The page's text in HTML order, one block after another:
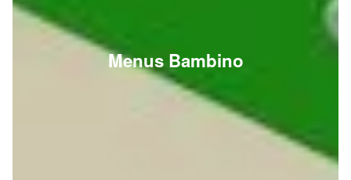
Menus Bambino